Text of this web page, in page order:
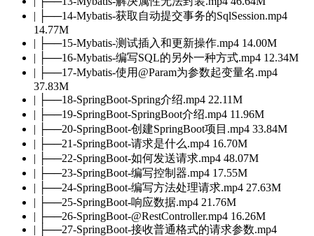
| ├──14-Mybatis-获取自动提交事务的SqlSession.mp4
14.77M
| ├──15-Mybatis-测试插入和更新操作.mp4 14.00M
| ├──16-Mybatis-编写SQL的另外一种方式.mp4 12.34M
| ├──17-Mybatis-使用@Param为参数起变量名.mp4
37.83M
| ├──18-SpringBoot-Spring介绍.mp4 22.11M
| ├──19-SpringBoot-SpringBoot介绍.mp4 11.96M
| ├──20-SpringBoot-创建SpringBoot项目.mp4 33.84M
| ├──21-SpringBoot-请求是什么.mp4 16.70M
| ├──22-SpringBoot-如何发送请求.mp4 48.07M
| ├──23-SpringBoot-编写控制器.mp4 17.55M
| ├──24-SpringBoot-编写方法处理请求.mp4 27.63M
| ├──25-SpringBoot-响应数据.mp4 21.76M
| ├──26-SpringBoot-@RestController.mp4 16.26M
| ├──27-SpringBoot-接收普通格式的请求参数.mp4